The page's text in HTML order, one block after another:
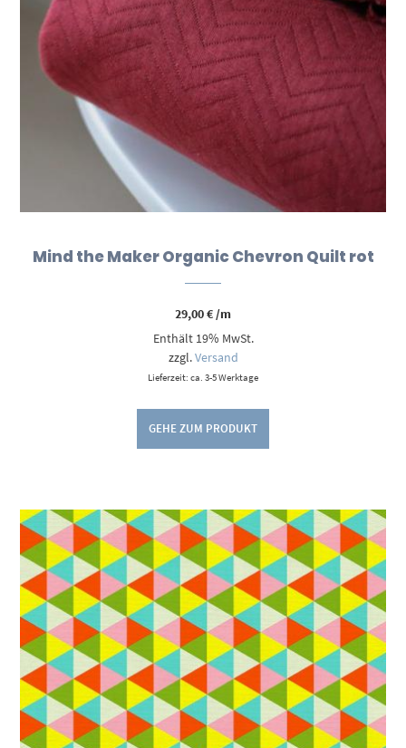
Mind the Maker Organic Chevron Quilt rot
29,00€/m
Enthält 19% MwSt.
zzgl.Versand
Lieferzeit: ca. 3-5 Werktage
GEHE ZUM PRODUKT